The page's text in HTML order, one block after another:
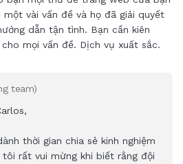
vài vấn đề và họ đã giải quyết
dẫn tận tình. Bạn cần kiên
mọi vấn đề. Dịch vụ xuất sắc.
team)
thời gian chia sẻ kinh nghiệm
tôi rất vui mừng khi biết rằng đội